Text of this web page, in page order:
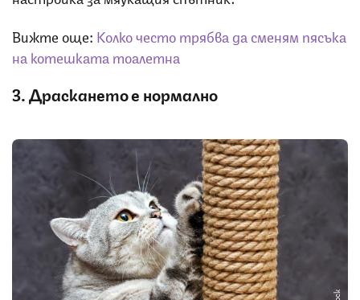
Вижте още: Колко често трябва да сменям пясъка
на котешката тоалетна
3. Драскането е нормално